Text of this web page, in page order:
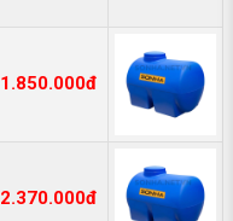
1.850.000đ
2.370.000đ